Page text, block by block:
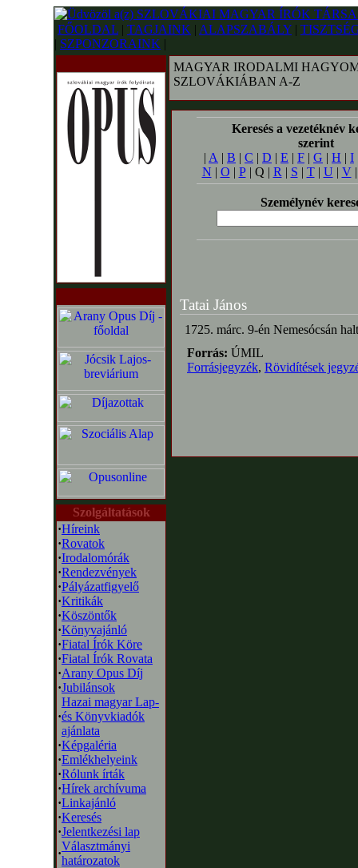
FŐOLDAL | TAGJAINK | ALAPSZABÁLY |
| SZPONZORAINK |
Szolgáltatások
·Híreink
·Rovatok
·Irodalomórák
·Rendezvények
·Pályázatfigyelő
·Kritikák
·Köszöntők
·Könyvajánló
·Fiatal Írók Köre
·Fiatal Írók Rovata
·Arany Opus Díj
·Jubilánsok
·
Hazai magyar Lap-
és Könyvkiadók
ajánlata
·Képgaléria
·Emlékhelyeink
·Rólunk írták
·Hírek archívuma
·Linkajánló
·Keresés
·Jelentkezési lap
·
Választmányi
határozatok
MAGYAR IRODALMI
SZLOVÁKIÁBAN A-Z
Keresés a vezetéknév
szerint
| A | B | C | D | E | F | G | H | I
N | O | P| Q | R | S | T| U | V
Személynév
Tatai János
1725. márc. 9-én Nemesócsán
Forrás: ÚMIL
Forrásjegyzék, Rövidítések